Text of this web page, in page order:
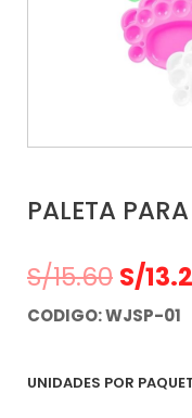
PALETA
S/15.60 S/
CODIGO: WJSP-01
UNIDADES POR